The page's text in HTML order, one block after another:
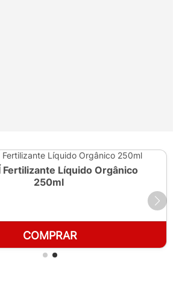
Fertilizante Líquido Orgânico
250ml
COMPRAR